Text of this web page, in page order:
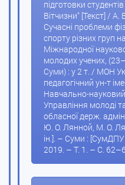
підготовки
Вітчизни" [Текст] /
Сучасні проблеми
спорту різних груп
Міжнародної
молодих учених,
Суми) : у 2 т. / МОН
педагогічний ун-т
Навчально-науковий
Управління молоді
обласної держ.
Ю. О. Лянной, М. О.
ін.]. – Суми :
2019. – Т. 1. – С.